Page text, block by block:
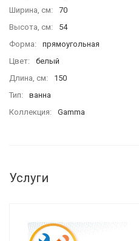
Ширина, см
70
Высота, см
54
Форма
прямоугольная
Цвет
белый
Длина, см
150
Тип
ванна
Коллекция
Gamma
Услуги